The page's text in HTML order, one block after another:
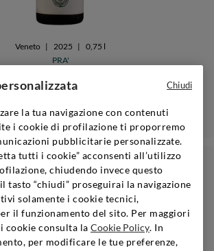
Veneto | 2025 |
0,75 l
PRA'
Aggiungi
€18,90
la tua navigazione con contenuti
i cookie di profilazione ti proporremo
pubblicitarie personalizzate.
tutti i cookie” acconsenti all’utilizzo
chiudendo invece questo
tasto “chiudi” proseguirai la navigazione
solamente i cookie tecnici,
il funzionamento del sito. Per maggiori
cookie consulta la Cookie Policy. In
per modificare le tue preferenze,
Chiudi